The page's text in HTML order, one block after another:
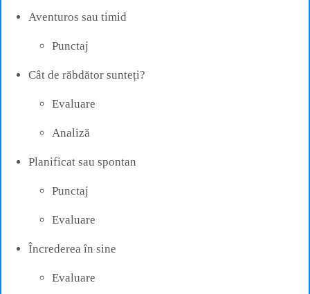
Aventuros sau timid
Punctaj
Cât de răbdător sunteți?
Evaluare
Analiză
Planificat sau spontan
Punctaj
Evaluare
Încrederea în sine
Evaluare